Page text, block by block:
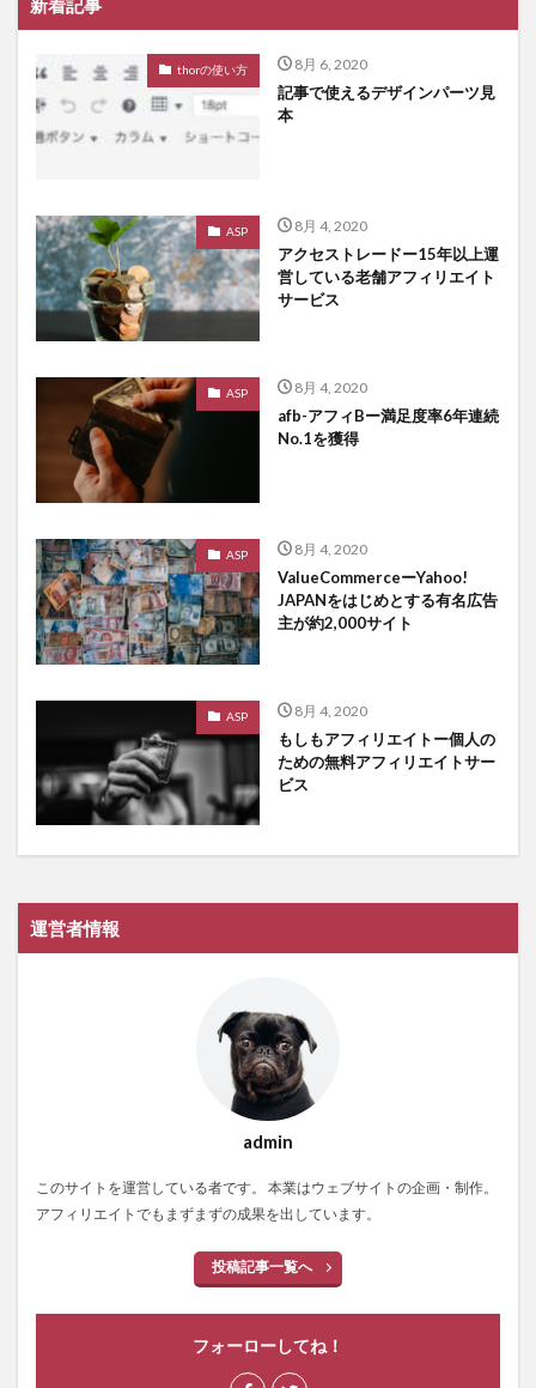
新着記事
thorの使い方 8月 6, 2020
記事で使えるデザインパーツ見
本
ASP 8月 4, 2020
アクセストレードー15年以上運
営している老舗アフィリエイト
サービス
ASP 8月 4, 2020
afb-アフィBー満足度率6年連続
No.1を獲得
ASP 8月 4, 2020
ValueCommerceーYahoo!
JAPANをはじめとする有名広告
主が約2,000サイト
ASP 8月 4, 2020
もしもアフィリエイトー個人の
ための無料アフィリエイトサー
ビス
運営者情報
admin
このサイトを運営している者です。 本業はウェブサイトの企画・制作。
アフィリエイトでもまずまずの成果を出しています。
投稿記事一覧へ
フォーローしてね！